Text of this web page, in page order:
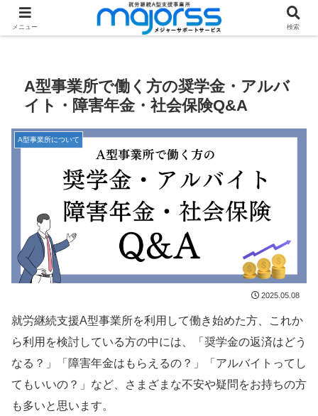
A型事業所について
A型事業所で働く方の奨学金・アルバ
イト・障害年金・社会保険Q&A
A型事業所について
2025.05.08
就労継続支援A型事業所を利用して働き始めた方、これか
ら利用を検討している方の中には、「奨学金の返済はどう
なる？」「障害年金はもらえるの？」「アルバイトってし
てもいいの？」など、さまざまな不安や疑問をお持ちの方
も多いと思います。
メニュー 検索